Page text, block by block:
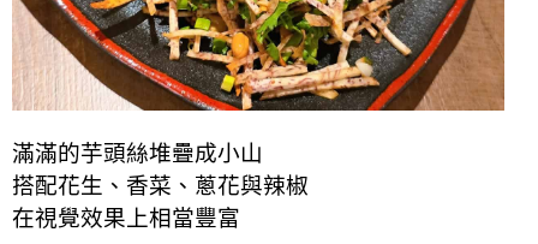
滿滿的芋頭絲堆疊成小山
搭配花生、香菜、蔥花與辣椒
在視覺效果上相當豐富